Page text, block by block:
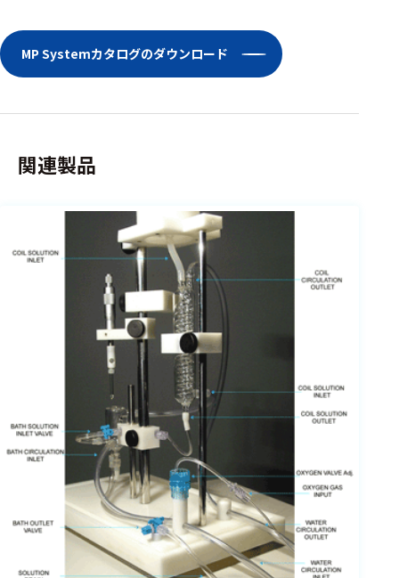
MP Systemカタログのダウンロード
関連製品